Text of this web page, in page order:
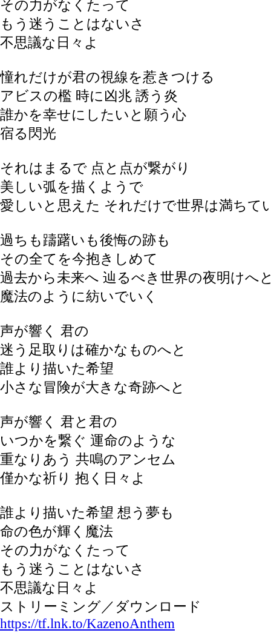
その力がなくたって
もう迷うことはないさ
不思議な日々よ
憧れだけが君の視線を惹きつける
アビスの檻 時に凶兆 誘う炎
誰かを幸せにしたいと願う心
宿る閃光
それはまるで 点と点が繋がり
美しい弧を描くようで
愛しいと思えた それだけで世界は満ちて
過ちも躊躇いも後悔の跡も
その全てを今抱きしめて
過去から未来へ 辿るべき世界の夜明けへ
魔法のように紡いでいく
声が響く 君の
迷う足取りは確かなものへと
誰より描いた希望
小さな冒険が大きな奇跡へと
声が響く 君と君の
いつかを繋ぐ 運命のような
重なりあう 共鳴のアンセム
僅かな祈り 抱く日々よ
誰より描いた希望 想う夢も
命の色が輝く魔法
その力がなくたって
もう迷うことはないさ
不思議な日々よ
ストリーミング／ダウンロード
https://tf.lnk.to/KazenoAnthem